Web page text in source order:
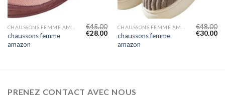
chaussons femme
amazon
€45.00
€28.00
chaussons femme
amazon
€48.00
€30.00
PRENEZ CONTACT AVEC NOUS